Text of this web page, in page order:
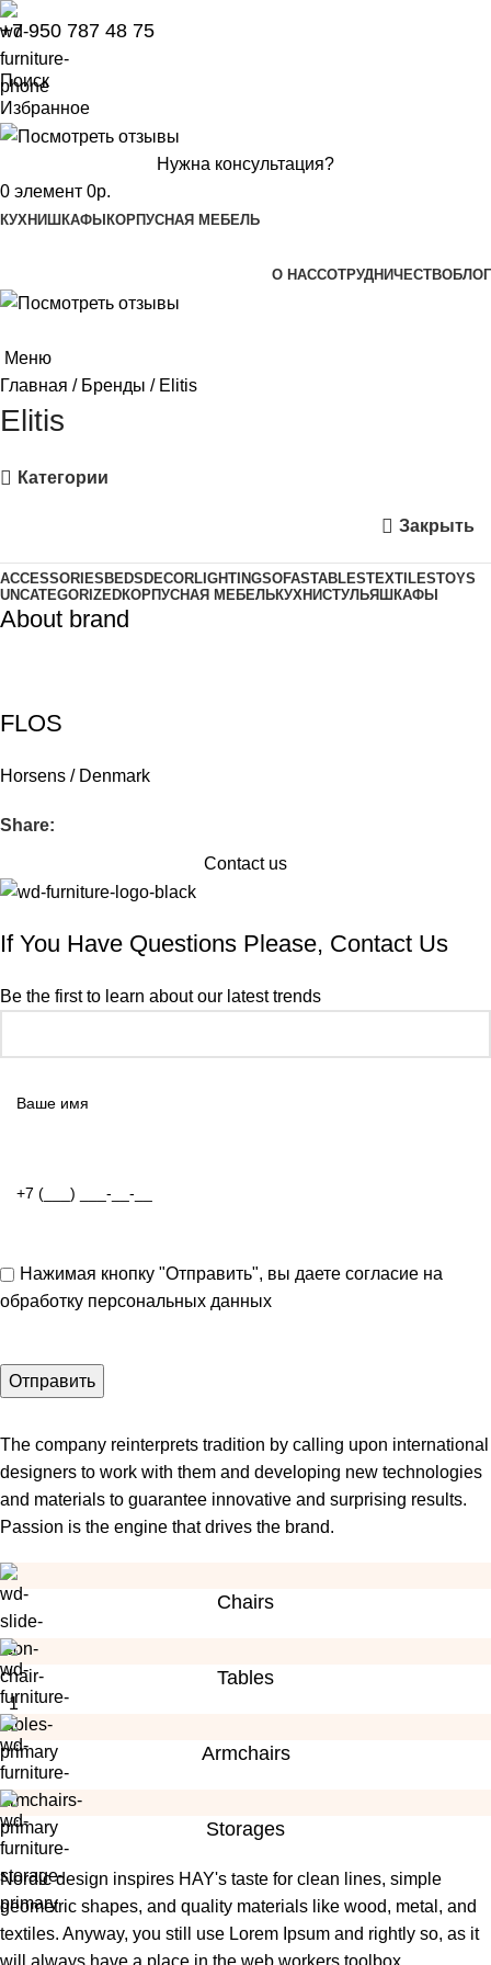
+7 950 787 48 75
Поиск
Избранное
Нужна консультация?
0 элемент 0р.
КУХНИ ШКАФЫ КОРПУСНАЯ МЕБЕЛЬ
О НАССОТРУДНИЧЕСТВОБЛОГ
Меню
Главная
Бренды Elitis
Elitis
Категории
Закрыть
ACCESSORIESBEDSDECORLIGHTINGSOFASTABLESTEXTILESTOYS
UNCATEGORIZEDКОРПУСНАЯ МЕБЕЛЬКУХНИСТУЛЬЯШКАФЫ
About brand
FLOS
Horsens / Denmark
Share:
Contact us
If You Have Questions Please, Contact Us
Be the first to learn about our latest trends
Нажимая кнопку "Отправить", вы даете согласие на
обработку персональных данных
The company reinterprets tradition by calling upon international
designers to work with them and developing new technologies
and materials to guarantee innovative and surprising results.
Passion is the engine that drives the brand.
Chairs
Tables
Armchairs
Storages
Nordic design inspires HAY's taste for clean lines, simple
geometric shapes, and quality materials like wood, metal, and
textiles. Anyway, you still use Lorem Ipsum and rightly so, as it
will always have a place in the web workers toolbox.